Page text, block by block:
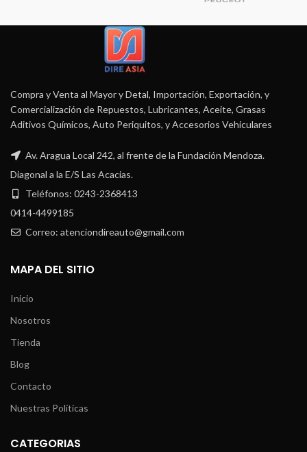
Compra y Venta al Mayor y Detal, Importación, Exportación, y
Comercialización de Repuestos, Lubricantes, Aceite, Grasas
Aditivos Químicos, Auto Periquitos, y Accesorios Vehiculares
Av. Aragua Local 242, al frente de la Fundación Mendoza.
Diagonal a la E/S Las Acacias.
Teléfonos: 0243-2368413
0414-4499185
Correo: atenciondireauto@gmail.com
MAPA DEL SITIO
Inicio
Nosotros
Tienda
Blog
Contacto
Nuestras Políticas
CATEGORIAS